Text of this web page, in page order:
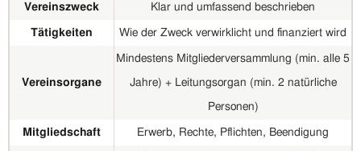
Vereinszweck Klar und umfassend beschrieben
Tätigkeiten Wie der Zweck verwirklicht und finanziert wird
Vereinsorgane
Mindestens Mitgliederversammlung (min. alle 5
Jahre) + Leitungsorgan (min. 2 natürliche
Personen)
Mitgliedschaft Erwerb, Rechte, Pflichten, Beendigung